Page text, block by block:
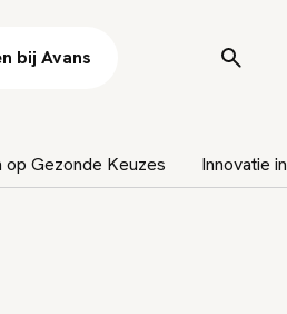
bij Avans
op Gezonde Keuzes Innovatie